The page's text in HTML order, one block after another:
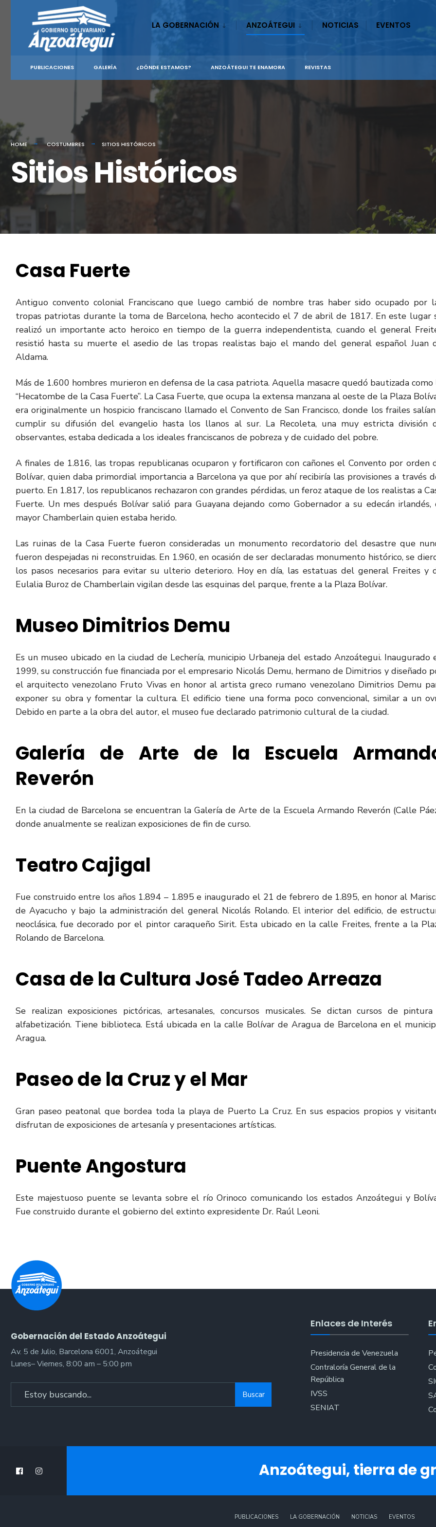
LA GOBERNACIÓN ANZOÁTEGUI NOTICIAS EVENTOS
PUBLICACIONES GALERÍA ¿DÓNDE ESTAMOS? ANZOÁTEGUI TE ENAMORA REVISTAS
HOME COSTUMBRES SITIOS HISTÓRICOS
Sitios Históricos
Casa Fuerte
Antiguo convento colonial Franciscano que luego cambió de nombre tras haber sido ocupado por
tropas patriotas durante la toma de Barcelona, hecho acontecido el 7 de abril de 1817. En este lugar
realizó un importante acto heroico en tiempo de la guerra independentista, cuando el general
resistió hasta su muerte el asedio de las tropas realistas bajo el mando del general español Juan
Aldama.
Más de 1.600 hombres murieron en defensa de la casa patriota. Aquella masacre quedó bautizada como
“Hecatombe de la Casa Fuerte”. La Casa Fuerte, que ocupa la extensa manzana al oeste de la Plaza
era originalmente un hospicio franciscano llamado el Convento de San Francisco, donde los frailes
cumplir su difusión del evangelio hasta los llanos al sur. La Recoleta, una muy estricta división
observantes, estaba dedicada a los ideales franciscanos de pobreza y de cuidado del pobre.
A finales de 1.816, las tropas republicanas ocuparon y fortificaron con cañones el Convento por orden
Bolívar, quien daba primordial importancia a Barcelona ya que por ahí recibiría las provisiones a través
puerto. En 1.817, los republicanos rechazaron con grandes pérdidas, un feroz ataque de los realistas a
Fuerte. Un mes después Bolívar salió para Guayana dejando como Gobernador a su edecán irlandés,
mayor Chamberlain quien estaba herido.
Las ruinas de la Casa Fuerte fueron consideradas un monumento recordatorio del desastre que
fueron despejadas ni reconstruidas. En 1.960, en ocasión de ser declaradas monumento histórico, se
los pasos necesarios para evitar su ulterio deterioro. Hoy en día, las estatuas del general Freites y
Eulalia Buroz de Chamberlain vigilan desde las esquinas del parque, frente a la Plaza Bolívar.
Museo Dimitrios Demu
Es un museo ubicado en la ciudad de Lechería, municipio Urbaneja del estado Anzoátegui. Inaugurado
1999, su construcción fue financiada por el empresario Nicolás Demu, hermano de Dimitrios y diseñado
el arquitecto venezolano Fruto Vivas en honor al artista greco rumano venezolano Dimitrios Demu
exponer su obra y fomentar la cultura. El edificio tiene una forma poco convencional, similar a un
Debido en parte a la obra del autor, el museo fue declarado patrimonio cultural de la ciudad.
Galería de Arte de la Escuela
Reverón
En la ciudad de Barcelona se encuentran la Galería de Arte de la Escuela Armando Reverón (Calle
donde anualmente se realizan exposiciones de fin de curso.
Teatro Cajigal
Fue construido entre los años 1.894 – 1.895 e inaugurado el 21 de febrero de 1.895, en honor al
de Ayacucho y bajo la administración del general Nicolás Rolando. El interior del edificio, de
neoclásica, fue decorado por el pintor caraqueño Sirit. Esta ubicado en la calle Freites, frente a la
Rolando de Barcelona.
Casa de la Cultura José TadeoArreaza
Se realizan exposiciones pictóricas, artesanales, concursos musicales. Se dictan cursos de
alfabetización. Tiene biblioteca. Está ubicada en la calle Bolívar de Aragua de Barcelona en el
Aragua.
Paseo de la Cruz y el Mar
Gran paseo peatonal que bordea toda la playa de Puerto La Cruz. En sus espacios propios y
disfrutan de exposiciones de artesanía y presentaciones artísticas.
Puente Angostura
Este majestuoso puente se levanta sobre el río Orinoco comunicando los estados Anzoátegui y
Fue construido durante el gobierno del extinto expresidente Dr. Raúl Leoni.
Gobernación del Estado Anzoátegui
Av. 5 de Julio, Barcelona 6001, Anzoátegui
Lunes– Viernes, 8:00 am – 5:00 pm
Buscar
Enlaces de Interés
Presidencia de Venezuela
Contraloría General de la
República
IVSS
SENIAT
Anzoátegui, tierra de
PUBLICACIONES LA GOBERNACIÓN NOTICIAS EVENTOS